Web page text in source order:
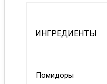
ИНГРЕДИЕНТЫ
Помидоры